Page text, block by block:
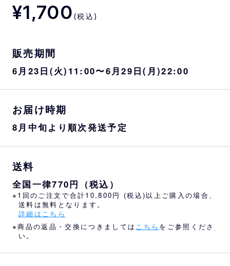
¥1,700 (税込)
販売期間
6月23日(火)11:00〜6月29日(月)22:00
お届け時期
8月中旬より順次発送予定
送料
全国一律770円（税込）
※1回のご注文で合計10,800円 (税込)以上ご購入の場合、
送料は無料となります。
詳細はこちら
※商品の返品・交換につきましては こちら をご参照くださ
い。